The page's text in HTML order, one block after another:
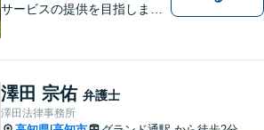
サービスの提供を目指しま
澤田 宗佑 弁護士
澤田法律事務所